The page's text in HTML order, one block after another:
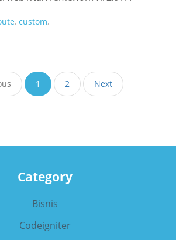
, custom,
1 2 Next
Category
Bisnis
Codeigniter